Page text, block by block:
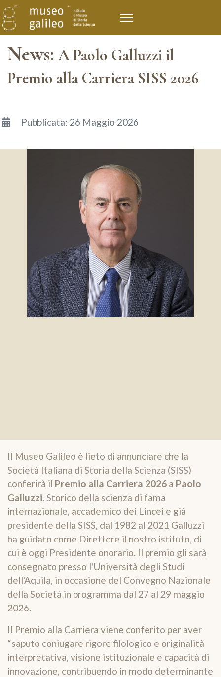
News:A Paolo Galluzzi il
Premio alla Carriera SISS 2026
DettagliPubblicata: 26 Maggio 2026
Il Museo Galileo è lieto di annunciare che la
Società Italiana di Storia della Scienza (SISS)
conferirà il Premio alla Carriera 2026 a Paolo
Galluzzi. Storico della scienza di fama
internazionale, accademico dei Lincei e già
presidente della SISS, dal 1982 al 2021 Galluzzi
ha guidato come Direttore il nostro istituto, di
cui è oggi Presidente onorario. Il premio gli sarà
consegnato presso l'Università degli Studi
dell'Aquila, in occasione del Convegno Nazionale
della Società in programma dal 27 al 29 maggio
2026.
Il Premio alla Carriera viene conferito per aver
“saputo coniugare rigore filologico e originalità
interpretativa, visione istituzionale e capacità di
innovazione, contribuendo in modo determinante